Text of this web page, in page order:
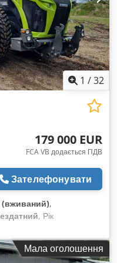
1 /32
179 000 EUR
FCA VB додається ПДВ
Зателефонувати
(вживаний),
, Рік
Mercedes, тип
50 км/год, перша
Мала оголошення